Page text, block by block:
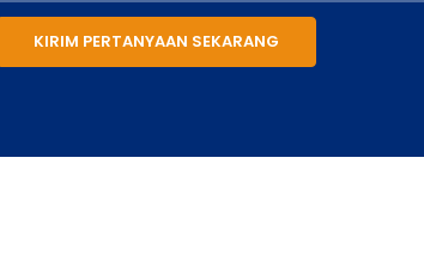
KIRIM PERTANYAAN SEKARANG